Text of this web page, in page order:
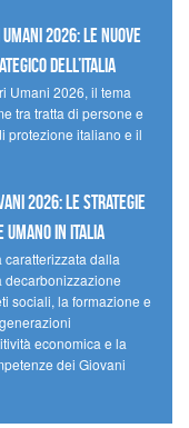
UMANI 2026: LE NUOVE
DELL’ITALIA
Umani 2026, il tema
tra tratta di persone e
protezione italiano e il
2026: LE STRATEGIE
UMANO IN ITALIA
dalla
decarbonizzazione
sociali, la formazione e
economica e la
dei Giovani